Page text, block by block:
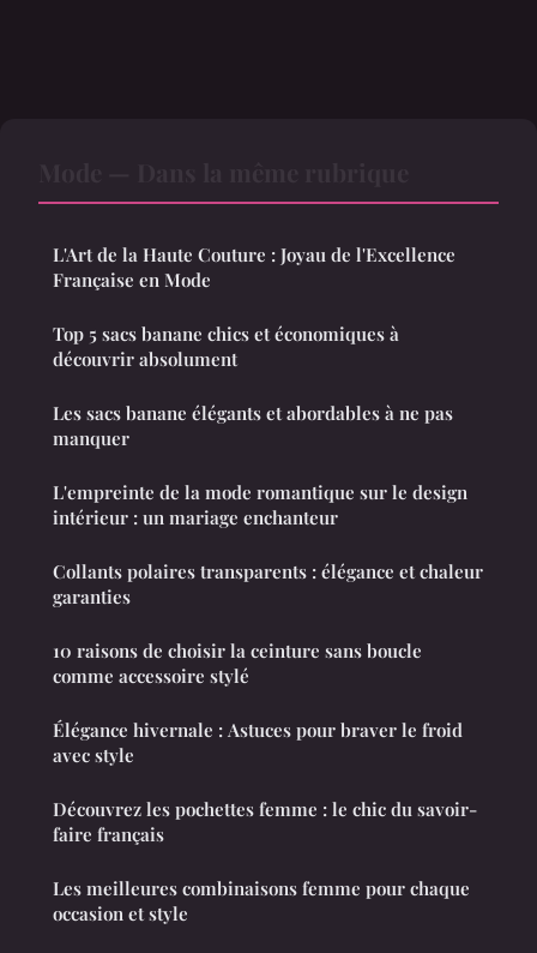
L'Art de la Haute Couture : Joyau de l'Excellence
Française en Mode
Top 5 sacs banane chics et économiques à
découvrir absolument
Les sacs banane élégants et abordables à ne pas
manquer
L'empreinte de la mode romantique sur le design
intérieur : un mariage enchanteur
Collants polaires transparents : élégance et chaleur
garanties
10 raisons de choisir la ceinture sans boucle
comme accessoire stylé
Élégance hivernale : Astuces pour braver le froid
avec style
Découvrez les pochettes femme : le chic du savoir-
faire français
Les meilleures combinaisons femme pour chaque
occasion et style